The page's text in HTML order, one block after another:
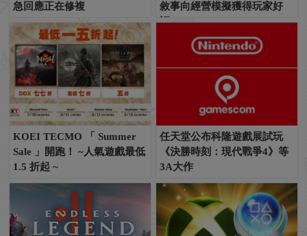
急回應正在修複
敘事向經營模擬獲得玩家好
評！
KOEI TECMO 「 Summer
Sale 」開跑！ ~人氣遊戲最低
1.5 折起 ~
任天堂公布科隆遊戲展試玩
《決勝時刻：現代戰爭4》等
3A大作